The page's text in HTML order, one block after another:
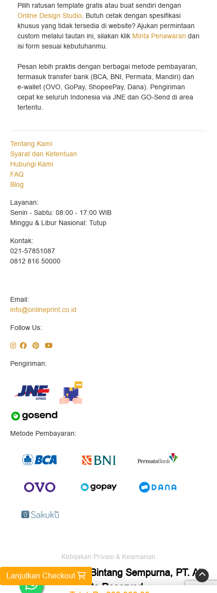
Lanjutkan Checkout
Pilih ratusan template gratis atau buat sendiri dengan
Online Design Studio. Butuh cetak dengan spesifikasi
khusus yang tidak tersedia di website? Ajukan permintaan
custom melalui tautan ini, silakan klik Minta Penawaran dan
isi form sesuai kebutuhanmu.
Pesan lebih praktis dengan berbagai metode pembayaran,
termasuk transfer bank (BCA, BNI, Permata, Mandiri) dan
e-wallet (OVO, GoPay, ShopeePay, Dana). Pengiriman
cepat ke seluruh Indonesia via JNE dan GO-Send di area
tertentu.
Tentang Kami
Syarat dan Ketentuan
Hubungi Kami
FAQ
Blog
Layanan:
Senin - Sabtu: 08:00 - 17:00 WIB
Minggu & Libur Nasional: Tutup
Kontak:
021-57851087
0812 816 50000
Email:
info@onlineprint.co.id
Follow Us:
Pengiriman:
Metode Pembayaran:
Kebijakan Privasi & Keamanan
Copyright ©2026 Bintang Sempurna, PT. All
Rights Reserved.